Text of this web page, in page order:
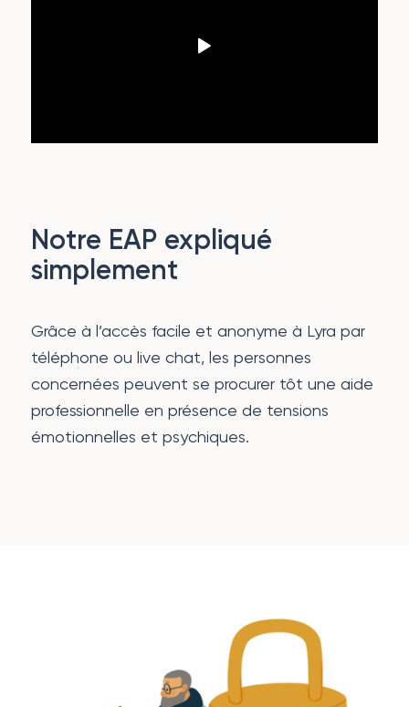
Notre EAP expliqué
simplement
Grâce à l’accès facile et anonyme à Lyra par
téléphone ou live chat, les personnes
concernées peuvent se procurer tôt une aide
professionnelle en présence de tensions
émotionnelles et psychiques.